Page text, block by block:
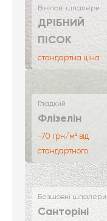
Вінілові шпалери
ДРІБНИЙ
ПІСОК
стандартна ціна
Гладкий
Флізелін
-70 грн/м² від
стандартного
Безшовні шпалери
Санторіні